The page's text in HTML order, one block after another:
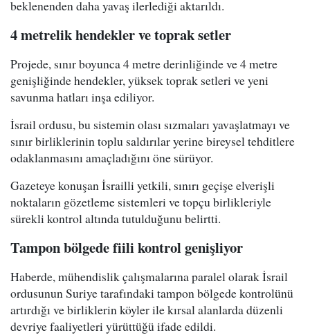
beklenenden daha yavaş ilerlediği aktarıldı.
4 metrelik hendekler ve toprak setler
Projede, sınır boyunca 4 metre derinliğinde ve 4 metre
genişliğinde hendekler, yüksek toprak setleri ve yeni
savunma hatları inşa ediliyor.
İsrail ordusu, bu sistemin olası sızmaları yavaşlatmayı ve
sınır birliklerinin toplu saldırılar yerine bireysel tehditlere
odaklanmasını amaçladığını öne sürüyor.
Gazeteye konuşan İsrailli yetkili, sınırı geçişe elverişli
noktaların gözetleme sistemleri ve topçu birlikleriyle
sürekli kontrol altında tutulduğunu belirtti.
Tampon bölgede fiili kontrol genişliyor
Haberde, mühendislik çalışmalarına paralel olarak İsrail
ordusunun Suriye tarafındaki tampon bölgede kontrolünü
artırdığı ve birliklerin köyler ile kırsal alanlarda düzenli
devriye faaliyetleri yürüttüğü ifade edildi.